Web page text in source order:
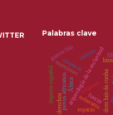
Palabras clave
arqueología de la esclavituddom luis da cunha
soberanía
orígenes
povos africanosÁfrica
fuerza
emociones
espacio
distancia
derechos
música
guerra fría
imperio español